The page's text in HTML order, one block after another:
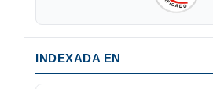
INDEXADA EN